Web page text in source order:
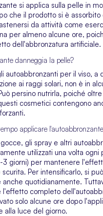
si applica sulla pelle in
che il prodotto si è
da attività come
per almeno alcune ore,
dell'abbronzatura artificiale.
danneggia la pelle?
autoabbronzanti per il viso, a
ai raggi solari, non è in
persino nutrirla, poiché
cosmetici contengono
applicare
gli spray e altri
utilizzati una volta ogni
3 giorni) per mantenere
Per intensificarlo, si
anche quotidianamente.
l'effetto completo
solo alcune ore dopo
alla luce del giorno.